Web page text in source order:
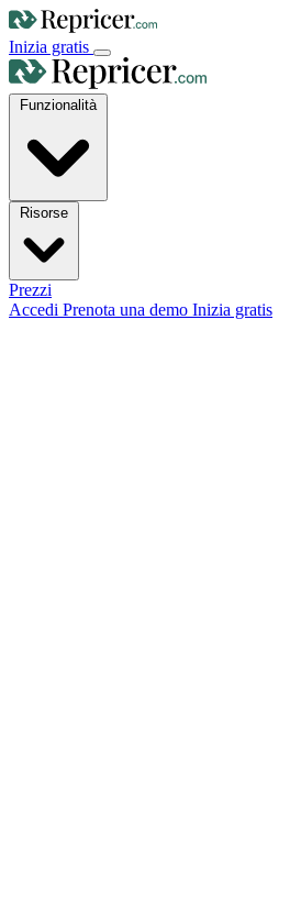
Inizia gratis
Funzionalità
Prezzi
Accedi Prenota una demo Inizia gratis